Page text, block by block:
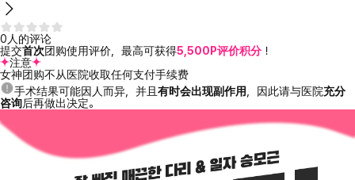
0人的评论
提交首次团购使用评价，最高可获得5,500P评价积分 ！
注意
女神团购不从医院收取任何支付手续费
手术结果可能因人而异，并且有时会出现副作用 ，因此请与医院充分
咨询后再做出决定。